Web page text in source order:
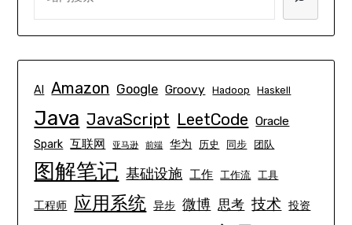
AI Amazon Google Groovy Hadoop Haskell
Java JavaScript LeetCode Oracle
Spark 互联网 亚马逊 前端 华为 历史 同步 团队
图解笔记 基础设施 工作 工作流 工具
工程师 应用系统 异步 微博 思考 技术 投资